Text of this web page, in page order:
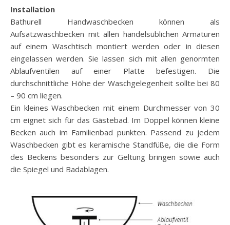
Installation
Bathurell Handwaschbecken können als
Aufsatzwaschbecken mit allen handelsüblichen Armaturen
auf einem Waschtisch montiert werden oder in diesen
eingelassen werden. Sie lassen sich mit allen genormten
Ablaufventilen auf einer Platte befestigen. Die
durchschnittliche Höhe der Waschgelegenheit sollte bei 80
– 90 cm liegen.
Ein kleines Waschbecken mit einem Durchmesser von 30
cm eignet sich für das Gästebad. Im Doppel können kleine
Becken auch im Familienbad punkten. Passend zu jedem
Waschbecken gibt es keramische Standfüße, die die Form
des Beckens besonders zur Geltung bringen sowie auch
die Spiegel und Badablagen.